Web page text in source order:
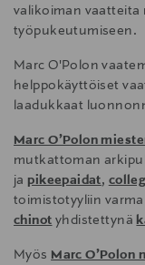
valikoiman vaatteita
työpukeutumiseen.
Marc O'Polon
helppokäyttöiset
laadukkaat
Marc O’Polon
mutkattoman
ja pikeepaidat,
toimistotyyliin
chinot yhdistettynä
Myös Marc O’Polon